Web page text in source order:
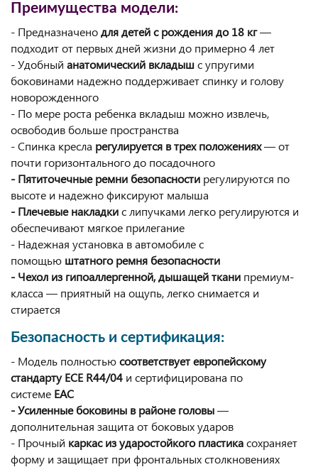
Преимущества модели:
- Предназначенодля детей с рождения до 18 кг—
подходит от первых дней жизни до примерно 4 лет
- Удобный анатомический вкладышс упругими
боковинами надежно поддерживает спинку и голову
новорожденного
- По мере роста ребенка вкладыш можно извлечь,
освободив больше пространства
- Спинка кресла регулируется в трех положениях— от
почти горизонтального до посадочного
- Пятиточечные ремни безопасности регулируются по
высоте и надежно фиксируют малыша
- Плечевые накладкис липучками легко регулируются и
обеспечивают мягкое прилегание
- Надежная установка в автомобиле с
помощью штатного ремня безопасности
- Чехол из гипоаллергенной, дышащей ткани премиум-
класса — приятный на ощупь, легко снимается и
стирается
Безопасность и сертификация:
- Модель полностьюсоответствует европейскому
стандарту ECE R44/04 и сертифицирована по
системе EAC
- Усиленные боковины в районе головы—
дополнительная защита от боковых ударов
- Прочный каркас из ударостойкого пластикасохраняет
форму и защищает при фронтальных столкновениях